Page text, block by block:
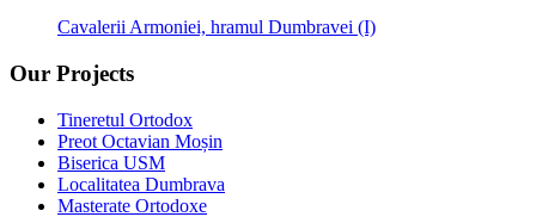
Cavalerii Armoniei, hramul Dumbravei (I)
Our Projects
Tineretul Ortodox
Preot Octavian Moșin
Biserica USM
Localitatea Dumbrava
Masterate Ortodoxe